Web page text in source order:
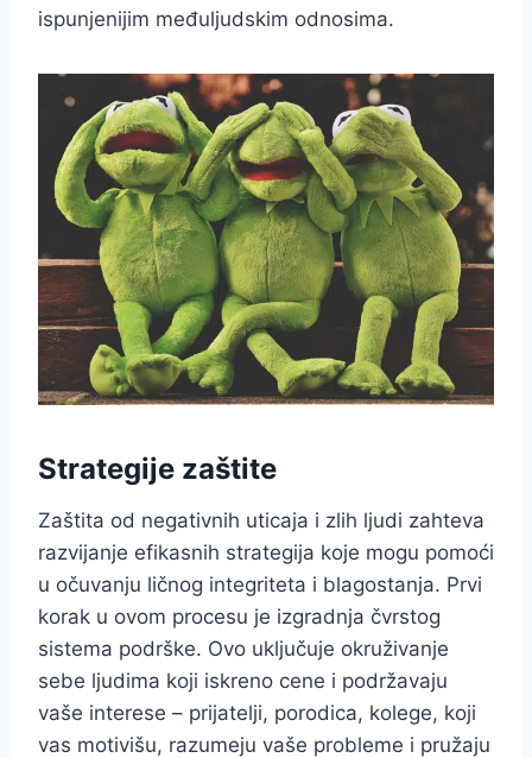
ispunjenijim međuljudskim odnosima.
Strategije zaštite
Zaštita od negativnih uticaja i zlih ljudi zahteva
razvijanje efikasnih strategija koje mogu pomoći
u očuvanju ličnog integriteta i blagostanja. Prvi
korak u ovom procesu je izgradnja čvrstog
sistema podrške. Ovo uključuje okruživanje
sebe ljudima koji iskreno cene i podržavaju
vaše interese – prijatelji, porodica, kolege, koji
vas motivišu, razumeju vaše probleme i pružaju